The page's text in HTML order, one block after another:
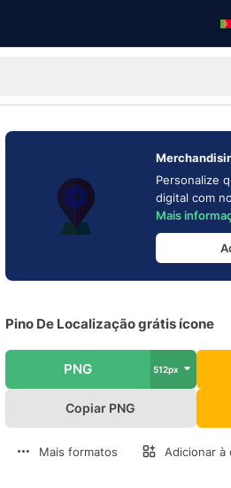
Personalize
digital com
Mais
Pino De Localização grátis ícone
PNG 512px
Copiar PNG
Mais formatos Adicionar à